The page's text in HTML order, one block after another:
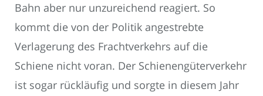
Bahn aber nur unzureichend reagiert. So
kommt die von der Politik angestrebte
Verlagerung des Frachtverkehrs auf die
Schiene nicht voran. Der Schienengüterverkehr
ist sogar rückläufig und sorgte in diesem Jahr